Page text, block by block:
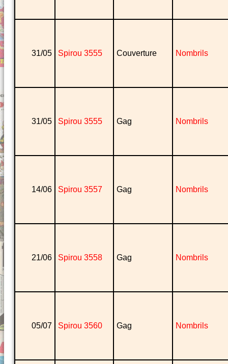
31/05 Spirou 3555 Couverture Nombrils
31/05 Spirou 3555 Gag Nombrils
14/06 Spirou 3557 Gag Nombrils
21/06 Spirou 3558 Gag Nombrils
05/07 Spirou 3560 Gag Nombrils